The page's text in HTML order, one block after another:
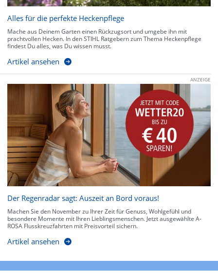
Alles für die perfekte Heckenpflege
Mache aus Deinem Garten einen Rückzugsort und umgebe ihn mit
prachtvollen Hecken. In den STIHL Ratgebern zum Thema Heckenpflege
findest Du alles, was Du wissen musst.
Artikel ansehen
ANZEIGE
Der Regenradar sagt: Auszeit an Bord voraus!
Machen Sie den November zu Ihrer Zeit für Genuss, Wohlgefühl und
besondere Momente mit Ihren Lieblingsmenschen. Jetzt ausgewählte A-
ROSA Flusskreuzfahrten mit Preisvorteil sichern.
Artikel ansehen